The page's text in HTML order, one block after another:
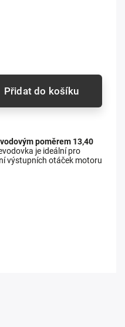
Přidat do košíku
poměrem 13,40
je ideální pro
výstupních otáček motoru